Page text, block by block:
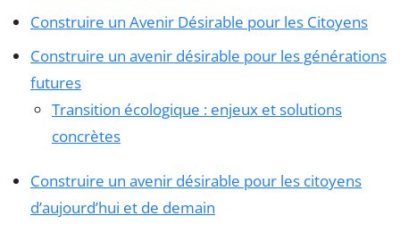
Construire un Avenir Désirable pour les Citoyens
Construire un avenir désirable pour les générations
futures
Transition écologique : enjeux et solutions
concrètes
Construire un avenir désirable pour les citoyens
d’aujourd’hui et de demain